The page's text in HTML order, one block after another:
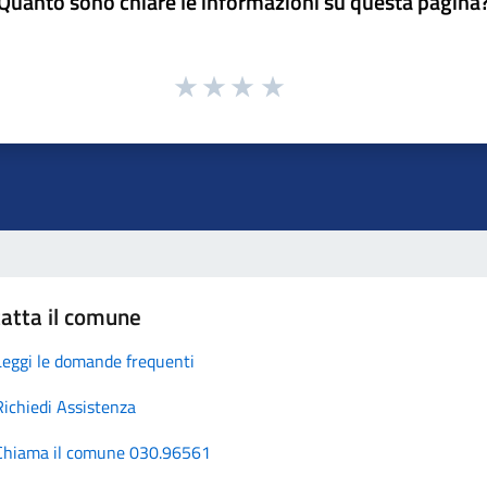
il comune
le domande frequenti
Assistenza
il comune 030.96561